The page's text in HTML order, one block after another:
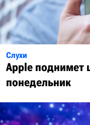
Слухи
Apple поднимет
понедельник